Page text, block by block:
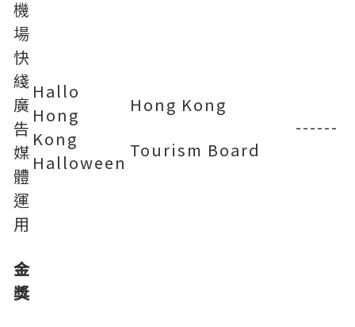
機
場
快
綫
廣
告
媒
體
運
用
金
獎
Hallo
Hong
Kong
Halloween
Hong Kong
Tourism Board
------